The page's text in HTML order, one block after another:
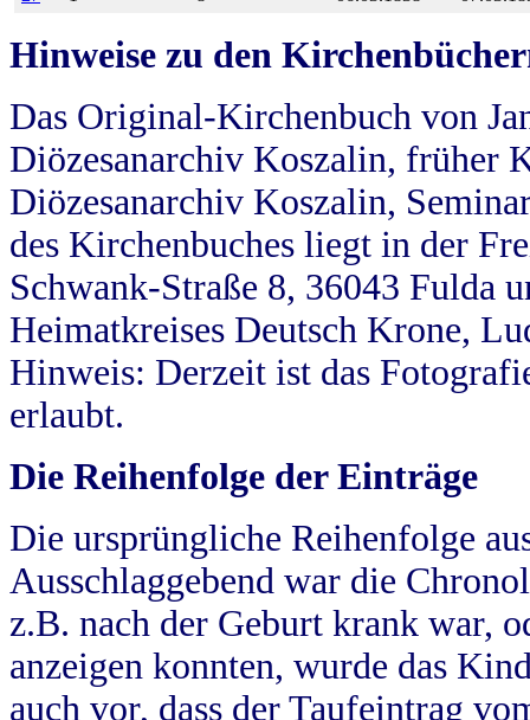
Hinweise zu den
Das Original-Kirchenbuch von
Diözesanarchiv Koszalin, früher
Diözesanarchiv Koszalin,
des Kirchenbuches liegt in der
Schwank-Straße 8, 36043 Fulda
Heimatkreises Deutsch Krone,
Hinweis: Derzeit ist das
erlaubt.
Die Reihenfolge der Einträge
Die ursprüngliche Reihenfolge
Ausschlaggebend war die
z.B. nach der Geburt krank war,
anzeigen konnten, wurde das
auch vor, dass der Taufeintrag